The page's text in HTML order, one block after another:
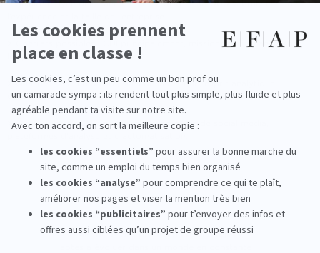
> Salaire moyen débutant : entre 32 000 et 38 000 € brut/an selon
> Contrats possibles : CDI principalement, missions en freelance pour
les profils confirmés.
> Qualités clés : créativité, sens de la marque, esprit analytique,
curiosité, rigueur éditoriale.
> Outils utilisés : CMS, suites créatives, outils de social media,
Le plus EFAP
L’EFAP forme des professionnels complets,